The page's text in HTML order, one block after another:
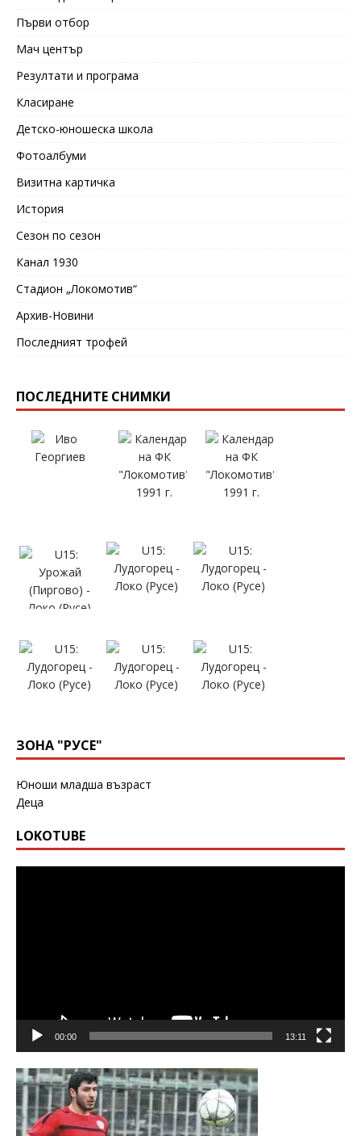
Първи отбор
Мач център
Резултати и програма
Класиране
Детско-юношеска школа
Фотоалбуми
Визитна картичка
История
Сезон по сезон
Канал 1930
Стадион „Локомотив“
Архив-Новини
Последният трофей
ПОСЛЕДНИТЕ СНИМКИ
ЗОНА "РУСЕ"
Юноши младша възраст
Деца
LOKOTUBE
00:00 13:11